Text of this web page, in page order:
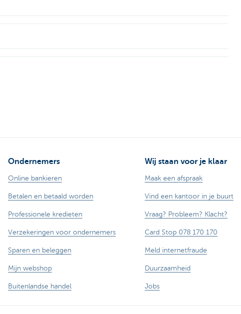
Ondernemers
Online bankieren
Betalen en betaald worden
Professionele kredieten
Verzekeringen voor ondernemers
Sparen en beleggen
Mijn webshop
Buitenlandse handel
Wij staan voor je klaar
Maak een afspraak
Vind een kantoor in je buurt
Vraag? Probleem? Klacht?
Card Stop 078 170 170
Meld internetfraude
Duurzaamheid
Jobs